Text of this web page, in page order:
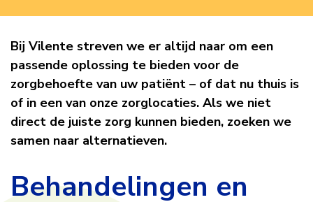
Behandeling
en
dienstverlening
Vilente
Bij Vilente streven we er altijd naar om een
passende oplossing te bieden voor de
zorgbehoefte van uw patiënt – of dat nu thuis is
of in een van onze zorglocaties. Als we niet
direct de juiste zorg kunnen bieden, zoeken we
samen naar alternatieven.
Behandelingen en